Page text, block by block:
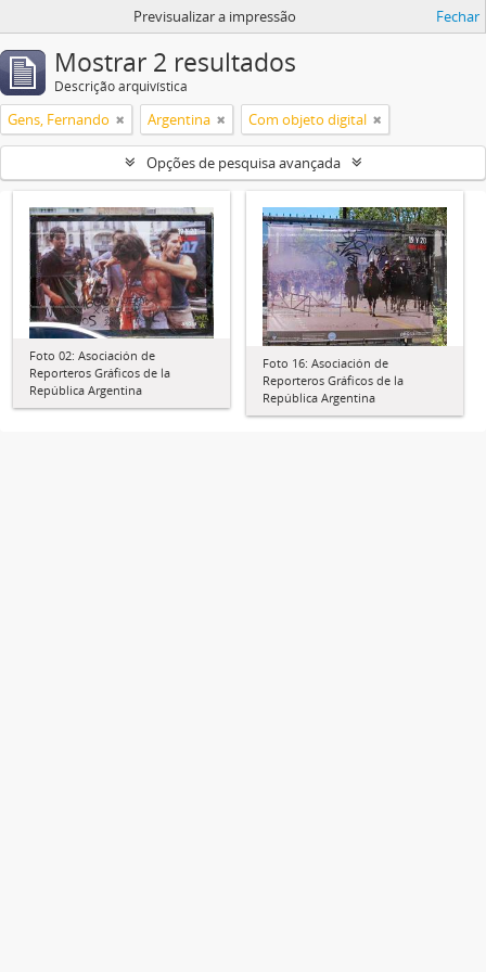
Previsualizar a impressão Fechar
Mostrar 2 resultados
Descrição arquivística
Gens, Fernando Argentina Com objeto digital
Opções de pesquisa avançada
Foto 02: Asociación de
Reporteros Gráficos de la
República Argentina
Foto 16: Asociación de
Reporteros Gráficos de la
República Argentina